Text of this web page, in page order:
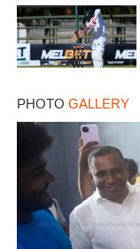
PHOTO GALLERY